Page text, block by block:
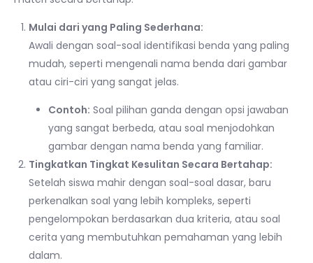
Mulai dari yang Paling Sederhana:
Awali dengan soal-soal identifikasi benda yang paling
mudah, seperti mengenali nama benda dari gambar
atau ciri-ciri yang sangat jelas.
Contoh: Soal pilihan ganda dengan opsi jawaban
yang sangat berbeda, atau soal menjodohkan
gambar dengan nama benda yang familiar.
Tingkatkan Tingkat Kesulitan Secara Bertahap:
Setelah siswa mahir dengan soal-soal dasar, baru
perkenalkan soal yang lebih kompleks, seperti
pengelompokan berdasarkan dua kriteria, atau soal
cerita yang membutuhkan pemahaman yang lebih
dalam.